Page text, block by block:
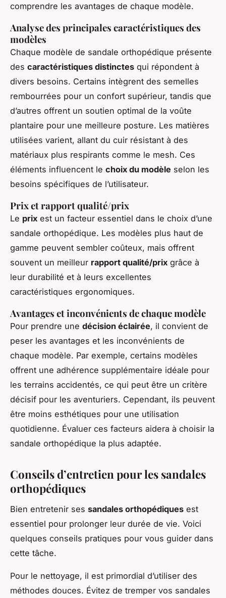
comprendre les avantages de chaque modèle.
Analyse des principales caractéristiques des
modèles
Chaque modèle de sandale orthopédique présente
des caractéristiques distinctes qui répondent à
divers besoins. Certains intègrent des semelles
rembourrées pour un confort supérieur, tandis que
d’autres offrent un soutien optimal de la voûte
plantaire pour une meilleure posture. Les matières
utilisées varient, allant du cuir résistant à des
matériaux plus respirants comme le mesh. Ces
éléments influencent le choix du modèle selon les
besoins spécifiques de l’utilisateur.
Prix et rapport qualité/prix
Le prix est un facteur essentiel dans le choix d’une
sandale orthopédique. Les modèles plus haut de
gamme peuvent sembler coûteux, mais offrent
souvent un meilleur rapport qualité/prix grâce à
leur durabilité et à leurs excellentes
caractéristiques ergonomiques.
Avantages et inconvénients de chaque modèle
Pour prendre une décision éclairée, il convient de
peser les avantages et les inconvénients de
chaque modèle. Par exemple, certains modèles
offrent une adhérence supplémentaire idéale pour
les terrains accidentés, ce qui peut être un critère
décisif pour les aventuriers. Cependant, ils peuvent
être moins esthétiques pour une utilisation
quotidienne. Évaluer ces facteurs aidera à choisir la
sandale orthopédique la plus adaptée.
Conseils d’entretien pour les sandales
orthopédiques
Bien entretenir ses sandales orthopédiques est
essentiel pour prolonger leur durée de vie. Voici
quelques conseils pratiques pour vous guider dans
cette tâche.
Pour le nettoyage, il est primordial d’utiliser des
méthodes douces. Évitez de tremper vos sandales